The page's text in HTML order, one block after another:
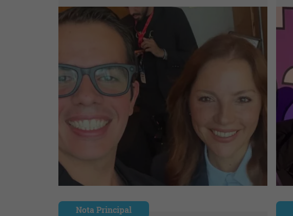
Nota Principal